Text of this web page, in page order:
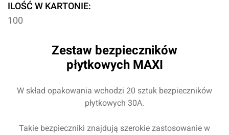
ILOŚĆ W KARTONIE:
100
Zestaw bezpieczników
płytkowych MAXI
W skład opakowania wchodzi 20 sztuk bezpieczników
płytkowych 30A.
Takie bezpieczniki znajdują szerokie zastosowanie w